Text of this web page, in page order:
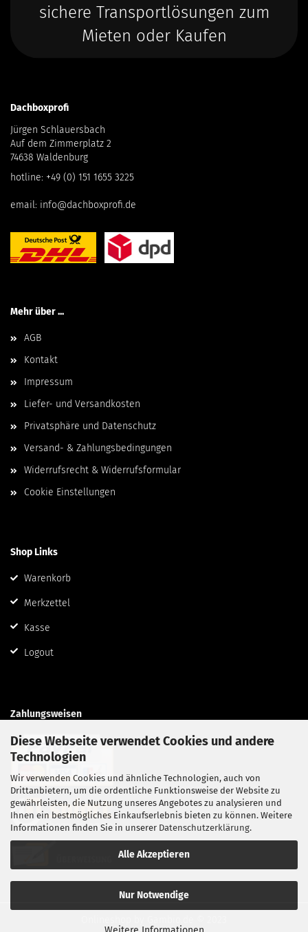
Diese Webseite verwendet Cookies und andere
Technologien
Wir verwenden Cookies und ähnliche Technologien, auch von
Drittanbietern, um die ordentliche Funktionsweise der Website zu
gewährleisten, die Nutzung unseres Angebotes zu analysieren und
Ihnen ein bestmögliches Einkaufserlebnis bieten zu können. Weitere
Informationen finden Sie in unserer Datenschutzerklärung.
Alle Akzeptieren
Nur Notwendige
sichere Transportlösungen zum
Mieten oder Kaufen
Dachboxprofi
Jürgen Schlauersbach
Auf dem Zimmerplatz 2
74638 Waldenburg
hotline: +49 (0) 151 1655 3225
email: info@dachboxprofi.de
Mehr über ...
AGB
Kontakt
Impressum
Liefer- und Versandkosten
Privatsphäre und Datenschutz
Versand- & Zahlungsbedingungen
Widerrufsrecht & Widerrufsformular
Cookie Einstellungen
Shop Links
Warenkorb
Merkzettel
Kasse
Logout
Zahlungsweisen